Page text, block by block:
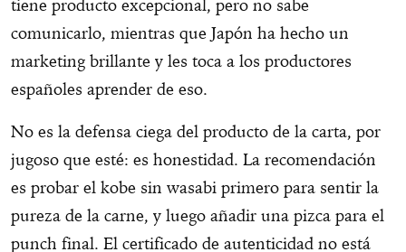
tiene producto excepcional, pero no sabe
comunicarlo, mientras que Japón ha hecho un
marketing brillante y les toca a los productores
españoles aprender de eso.
No es la defensa ciega del producto de la carta, por
jugoso que esté: es honestidad. La recomendación
es probar el kobe sin wasabi primero para sentir la
pureza de la carne, y luego añadir una pizca para el
punch final. El certificado de autenticidad no está